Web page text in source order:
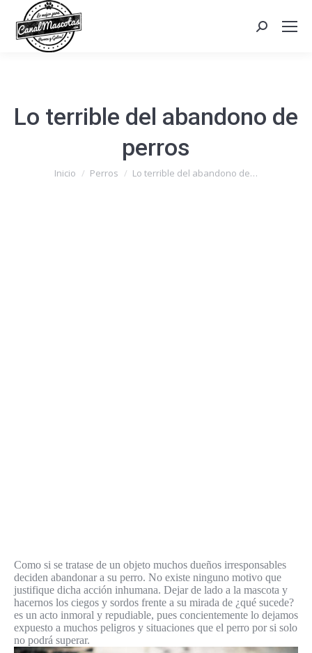
Search:
Lo terrible del abandono de
perros
Estás aquí:
Inicio Perros Lo terrible del abandono de…
Como si se tratase de un objeto muchos dueños irresponsables
deciden abandonar a su perro. No existe ninguno motivo que
justifique dicha acción inhumana. Dejar de lado a la mascota y
hacernos los ciegos y sordos frente a su mirada de ¿qué sucede?
es un acto inmoral y repudiable, pues concientemente lo dejamos
expuesto a muchos peligros y situaciones que el perro por si solo
no podrá superar.